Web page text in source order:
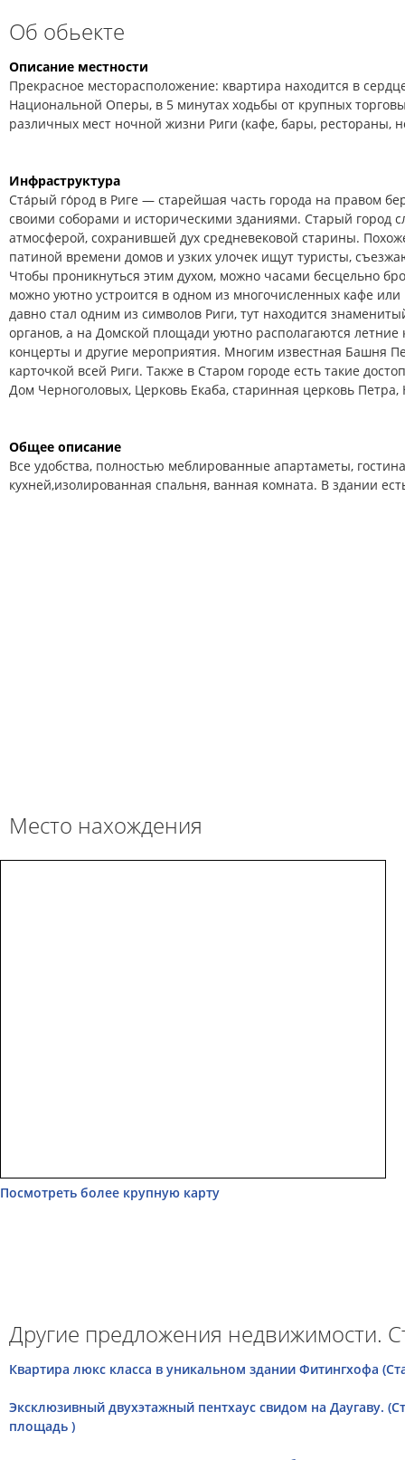
Об обьекте
Описание местности
Прекрасное месторасположение: квартира находится в
Национальной Оперы, в 5 минутах ходьбы от крупных
различных мест ночной жизни Риги (кафе, бары, рестораны,
Инфраструктура
Ста́рый го́род в Риге — старейшая часть города на правом
своими соборами и историческими зданиями. Старый город
атмосферой, сохранившей дух средневековой старины.
патиной времени домов и узких улочек ищут туристы,
Чтобы проникнуться этим духом, можно часами бесцельно
можно уютно устроится в одном из многочисленных кафе
давно стал одним из символов Риги, тут находится
органов, а на Домской площади уютно располагаются летние
концерты и другие мероприятия. Многим известная Башня
карточкой всей Риги. Также в Старом городе есть такие
Дом Черноголовых, Церковь Екаба, старинная церковь
Общее описание
Все удобства, полностью меблированные апартаметы,
кухней,изолированная спальня, ванная комната. В здании
Место нахождения
Посмотреть более крупную карту
Другие предложения недвижимости.
Квартира люкс класса в уникальном здании Фитингхофа
Эксклюзивный двухэтажный пентхаус свидом на Даугаву.
площадь )